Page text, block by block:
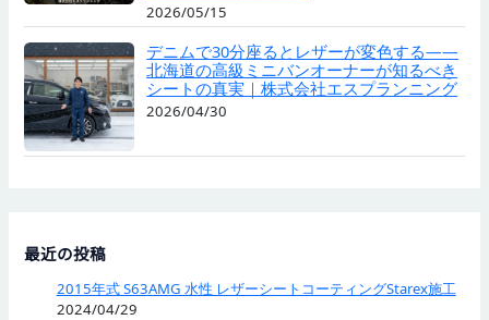
2026/05/15
デニムで30分座るとレザーが変色する——
北海道の高級ミニバンオーナーが知るべき
シートの真実｜株式会社エスプランニング
2026/04/30
最近の投稿
2015年式 S63AMG 水性 レザーシートコーティングStarex施工
2024/04/29